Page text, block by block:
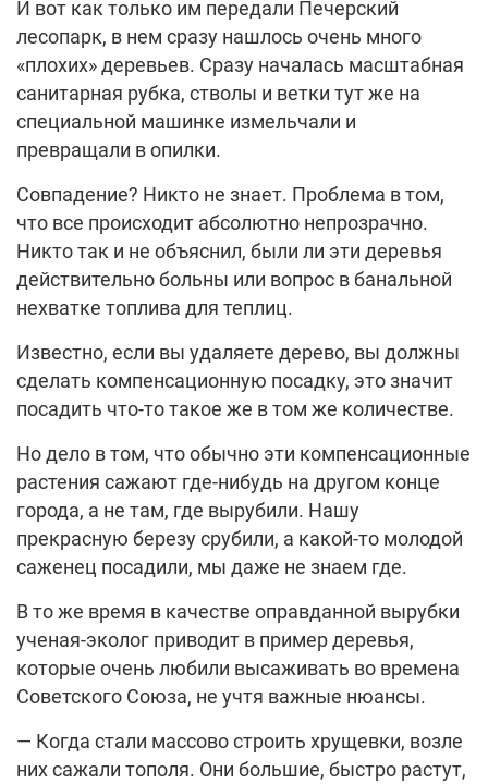
И вот как только им передали Печерский
лесопарк, в нем сразу нашлось очень много
«плохих» деревьев. Сразу началась масштабная
санитарная рубка, стволы и ветки тут же на
специальной машинке измельчали и
превращали в опилки.
Совпадение? Никто не знает. Проблема в том,
что все происходит абсолютно непрозрачно.
Никто так и не объяснил, были ли эти деревья
действительно больны или вопрос в банальной
нехватке топлива для теплиц.
Известно, если вы удаляете дерево, вы должны
сделать компенсационную посадку, это значит
посадить что-то такое же в том же количестве.
Но дело в том, что обычно эти компенсационные
растения сажают где-нибудь на другом конце
города, а не там, где вырубили. Нашу
прекрасную березу срубили, а какой-то молодой
саженец посадили, мы даже не знаем где.
В то же время в качестве оправданной вырубки
ученая-эколог приводит в пример деревья,
которые очень любили высаживать во времена
Советского Союза, не учтя важные нюансы.
— Когда стали массово строить хрущевки, возле
них сажали тополя. Они большие, быстро растут,